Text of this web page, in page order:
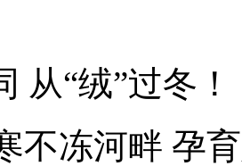
从“绒”过冬！
不冻河畔 孕